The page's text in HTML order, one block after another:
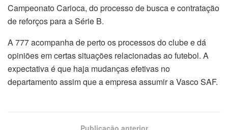
Campeonato Carioca, do processo de busca e contratação
de reforços para a Série B.
A 777 acompanha de perto os processos do clube e dá
opiniões em certas situações relacionadas ao futebol. A
expectativa é que haja mudanças efetivas no
departamento assim que a empresa assumir a Vasco SAF.